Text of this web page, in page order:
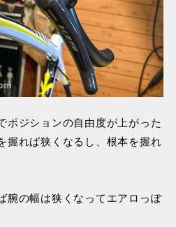
ポジションの自由度が上がった
握れば狭くなるし、根本を握れ
腕の幅は狭くなってエアロっぽ